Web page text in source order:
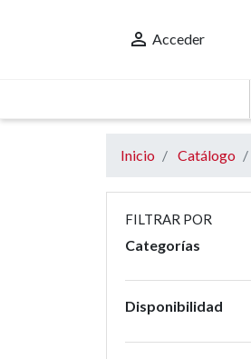
 Acceder
Inicio Catálogo
FILTRAR POR
Categorías
Disponibilidad